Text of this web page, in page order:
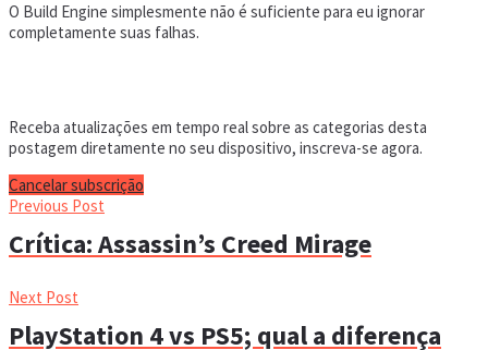
O Build Engine simplesmente não é suficiente para eu ignorar
completamente suas falhas.
Receba atualizações em tempo real sobre as categorias desta
postagem diretamente no seu dispositivo, inscreva-se agora.
Cancelar subscrição
Previous Post
Crítica: Assassin’s Creed Mirage
Next Post
PlayStation 4 vs PS5; qual a diferença